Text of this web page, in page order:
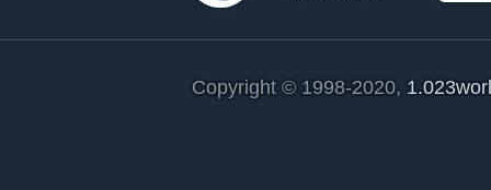
Copyright © 1998-2020,